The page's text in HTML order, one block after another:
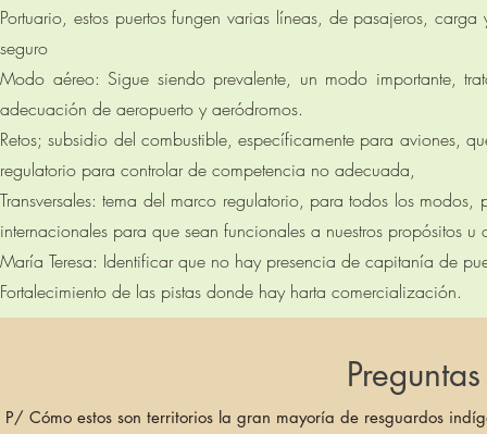
Portuario, estos puertos fungen varias líneas, de pasajeros,
seguro
Modo aéreo: Sigue siendo prevalente, un modo importante,
adecuación de aeropuerto y aeródromos.
Retos; subsidio del combustible, específicamente para aviones,
regulatorio para controlar de competencia no adecuada,
Transversales: tema del marco regulatorio, para todos los
internacionales para que sean funcionales a nuestros propósitos u
María Teresa: Identificar que no hay presencia de capitanía de
Fortalecimiento de las pistas donde hay harta comercialización.
P/ Cómo estos son territorios la gran mayoría de resguardos